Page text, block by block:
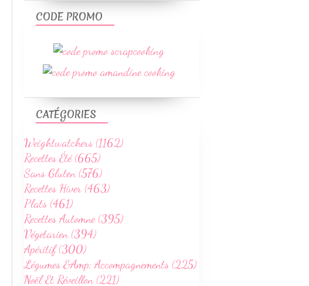
CATÉGORIES
Weightwatchers (1162)
Recettes Été (665)
Sans Gluten (576)
Recettes Hiver (463)
Plats (461)
Recettes Automne (395)
Végetarien (394)
Apéritif (300)
Légumes &Amp; Accompagnements (225)
Noël Et Réveillon (221)
CODE PROMO